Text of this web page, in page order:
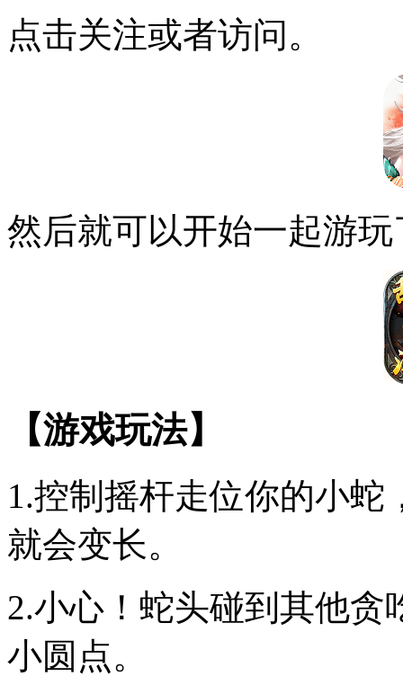
点击关注或者访问。
然后就可以开始一起游玩
【游戏玩法】
1.控制摇杆走位你的小
就会变长。
2.小心！蛇头碰到其他
小圆点。